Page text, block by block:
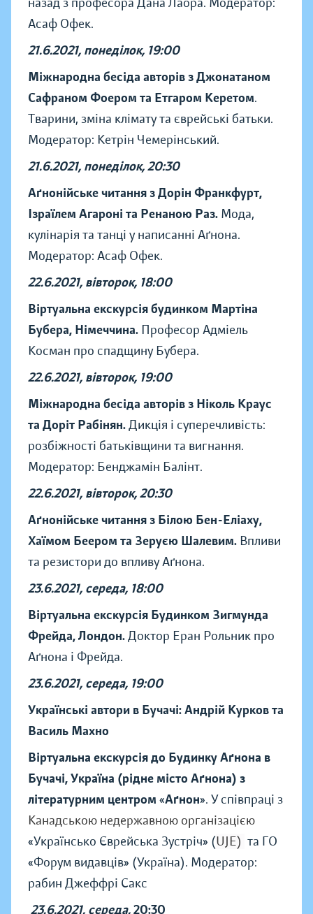
Асаф Офек.
21.6.2021, понеділок, 19:00
Міжнародна бесіда авторів з Джонатаном
Сафраном Фоером та Етгаром Керетом.
Тварини, зміна клімату та єврейські батьки.
Модератор: Кетрін Чемерінський.
21.6.2021, понеділок, 20:30
Аґнонійське читання з Дорін Франкфурт,
Ізраїлем Агароні та Ренаною Раз. Мода,
кулінарія та танці у написанні Аґнона.
Модератор: Асаф Офек.
22.6.2021, вівторок, 18:00
Віртуальна екскурсія будинком Мартіна
Бубера, Німеччина. Професор Адміель
Косман про спадщину Бубера.
22.6.2021, вівторок, 19:00
Міжнародна бесіда авторів з Ніколь Краус
та Доріт Рабінян.Дикція і суперечливість:
розбіжності батьківщини та вигнання.
Модератор: Бенджамін Балінт.
22.6.2021, вівторок, 20:30
Аґнонійське читання з Білою Бен-Еліаху,
Хаїмом Беером та Зеруєю Шалевим. Впливи
та резистори до впливу Аґнона.
23.6.2021, середа, 18:00
Віртуальна екскурсія Будинком Зигмунда
Фрейда, Лондон.Доктор Еран Рольник про
Аґнона і Фрейда.
23.6.2021, середа, 19:00
Українські автори в Бучачі: Андрій Курков та
Василь Махно
Віртуальна екскурсія до Будинку Аґнона в
Бучачі, Україна (рідне місто Аґнона) з
літературним центром «Аґнон». У співпраці з
Канадською недержавною організацією
«Українсько Єврейська Зустріч» (UJE) та ГО
«Форум видавців» (Україна). Модератор:
рабин Джеффрі Сакс
23.6.2021, середа,20:30